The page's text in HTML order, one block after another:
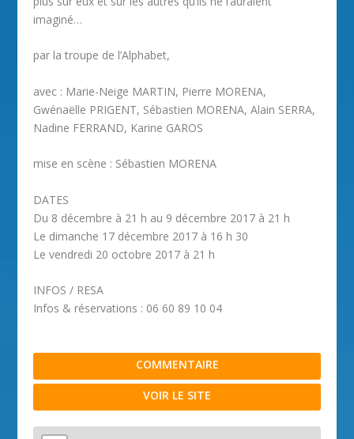
imaginé…
par la troupe de l’Alphabet,
avec : Marie-Neige MARTIN, Pierre MORENA,
Gwénaëlle PRIGENT, Sébastien MORENA, Alain SERRA,
Nadine FERRAND, Karine GAROS
mise en scène : Sébastien MORENA
DATES
Du 8 décembre à 21 h au 9 décembre 2017 à 21 h
Le dimanche 17 décembre 2017 à 16 h 30
Le vendredi 20 octobre 2017 à 21 h
INFOS / RESA
Infos & réservations : 06 60 89 10 04
COMMENTAIRE
VOIR LE SITE